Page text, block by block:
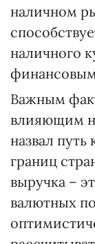
наличном
наличного
Важным
влияющим
назвал
границ
выручка –
валютных